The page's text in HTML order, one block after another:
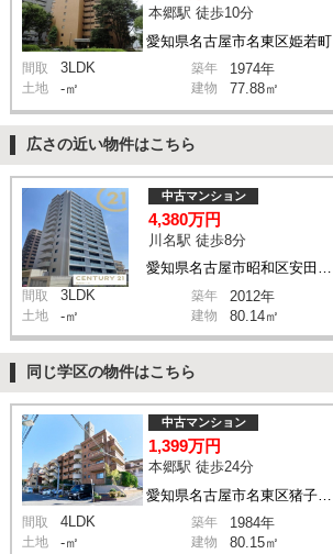
愛知県名古屋市名東区姫若町
本郷駅 徒歩10分
間取 3LDK 築年 1974年
土地 -㎡ 建物 77.88㎡
広さの近い物件はこちら
愛知県名古屋市昭和区安田通4丁目
中古マンション
4,380万円
川名駅 徒歩8分
間取 3LDK 築年 2012年
土地 -㎡ 建物 80.14㎡
同じ学区の物件はこちら
中古マンション
1,399万円
本郷駅 徒歩24分
間取 4LDK 築年 1984年
土地 -㎡ 建物 80.15㎡